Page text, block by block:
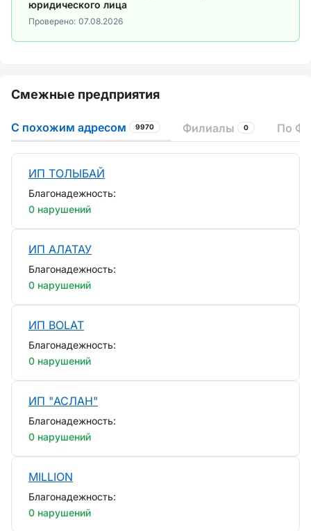
юридического лица
Проверено: 07.08.2026
Смежные предприятия
С похожим адресом 9970 Филиалы 0 По
ИП ТОЛЫБАЙ
Благонадежность:
0 нарушений
ИП АЛАТАУ
Благонадежность:
0 нарушений
ИП BOLAT
Благонадежность:
0 нарушений
ИП "АСЛАН"
Благонадежность:
0 нарушений
MILLION
Благонадежность:
0 нарушений